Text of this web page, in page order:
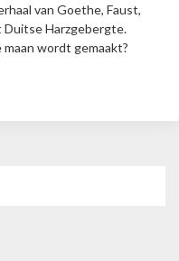
van Goethe, Faust,
Duitse Harzgebergte.
maan wordt gemaakt?